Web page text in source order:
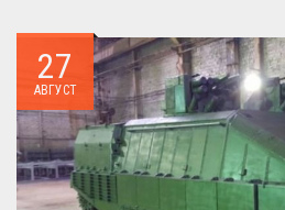
27
АВГУСТ